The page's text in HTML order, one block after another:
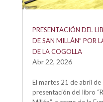
PRESENTACIÓN DEL
DE SAN MILLÁN” POR
DE LA COGOLLA
Abr 22, 2026
El martes 21 de abril
presentación del libro